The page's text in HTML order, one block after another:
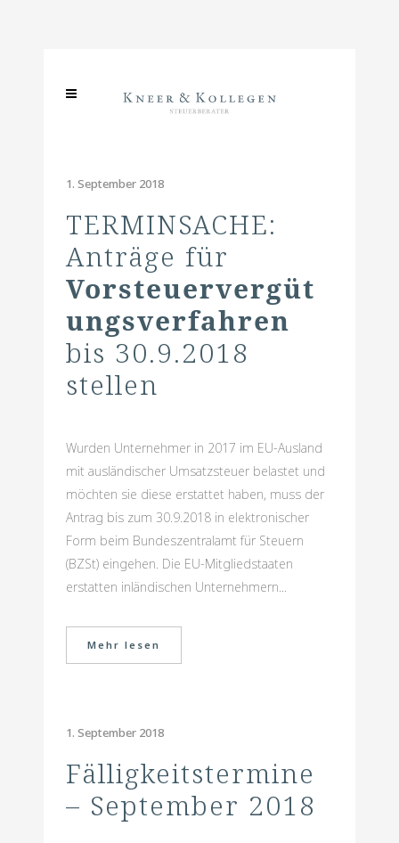
1. September 2018
TERMINSACHE:
Anträge für
Vorsteuervergüt
ungsverfahren
bis 30.9.2018
stellen
Wurden Unternehmer in 2017 im EU-Ausland
mit ausländischer Umsatzsteuer belastet und
möchten sie diese erstattet haben, muss der
Antrag bis zum 30.9.2018 in elektronischer
Form beim Bundeszentralamt für Steuern
(BZSt) eingehen. Die EU-Mitgliedstaaten
erstatten inländischen Unternehmern...
Mehr lesen
1. September 2018
Fälligkeitstermine
– September 2018